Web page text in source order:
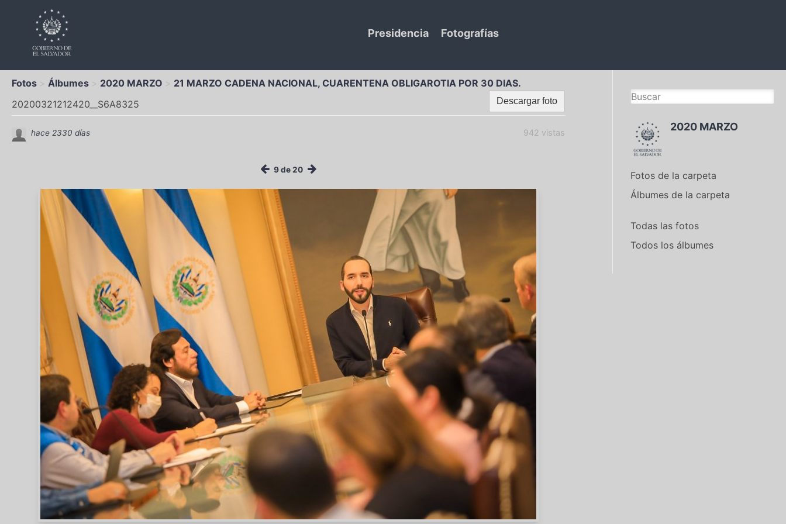
Presidencia Fotografías
Fotos Álbumes 2020 MARZO 21 MARZO CADENA NACIONAL, CUARENTENA OBLIGAROTIA POR 30 DIAS.
Descargar foto
20200321212420__S6A8325
942 vistas
hace 2330 días
9 de 20
2020 MARZO
Fotos de la carpeta
Álbumes de la carpeta
Todas las fotos
Todos los álbumes